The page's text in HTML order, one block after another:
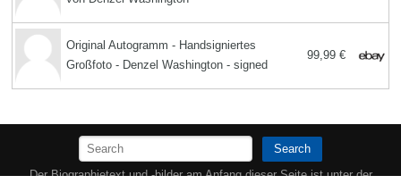
Original Autogramm - Handsigniertes
Großfoto - Denzel Washington - signed
99,99 €
Search
Der Biographietext und -bilder am Anfang dieser Seite ist unter der